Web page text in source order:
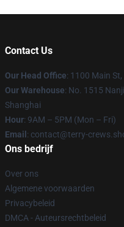
Contact Us
Our Head Office: 1100 Main
Our Warehouse: No. 1515
Shanghai
Hour: 9AM – 5PM (Mon – Fri)
Email : contact@terry-
Ons bedrijf
Over ons
Algemene voorwaarden
Privacybeleid
DMCA - Auteursrechtbeleid